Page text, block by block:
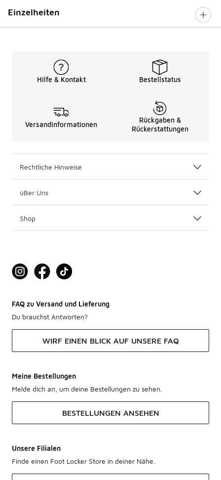
Einzelheiten
Hilfe & Kontakt Bestellstatus
Versandinformationen
Rückgaben &
Rückerstattungen
Rechtliche Hinweise
üBer Uns
Shop
FAQ zu Versand und Lieferung
Du brauchst Antworten?
WIRF EINEN BLICK AUF UNSERE FAQ
Meine Bestellungen
Melde dich an, um deine Bestellungen zu sehen.
BESTELLUNGEN ANSEHEN
Unsere Filialen
Finde einen Foot Locker Store in deiner Nähe.